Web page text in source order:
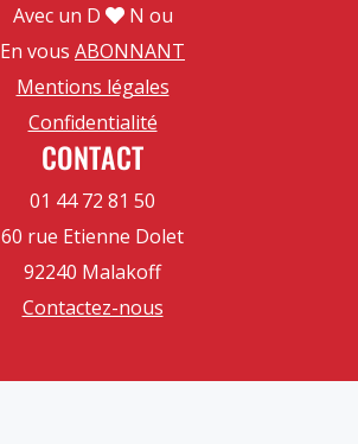
Avec un D
N ou
En vous ABONNANT
Mentions légales
Confidentialité
CONTACT
01 44 72 81 50
60 rue Etienne Dolet
92240 Malakoff
Contactez-nous